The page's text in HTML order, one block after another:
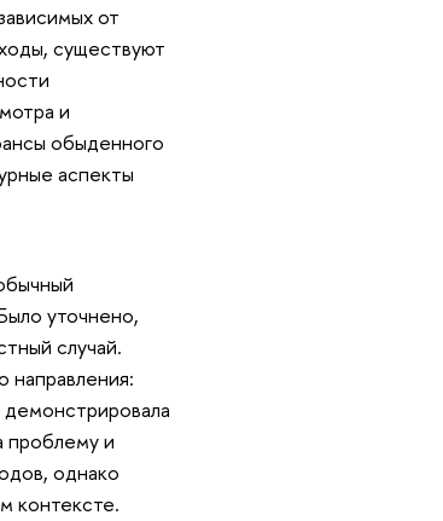
от
существуют
и
обыденного
аспекты
уточнено,
случай.
направления:
проблему и
однако
контексте.